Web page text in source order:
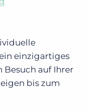
einzigartiges
Besuch auf Ihrer
bis zum